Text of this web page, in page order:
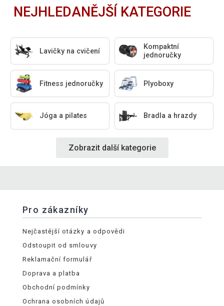
NEJHLEDANĚJŠÍ KATEGORIE
Lavičky na cvičení
Kompaktní
jednoručky
Fitness jednoručky Plyoboxy
Jóga a pilates Bradla a hrazdy
Zobrazit další kategorie
Pro zákazníky
Nejčastější otázky a odpovědi
Odstoupit od smlouvy
Reklamační formulář
Doprava a platba
Obchodní podmínky
Ochrana osobních údajů